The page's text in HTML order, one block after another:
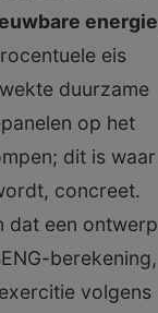
energie
eis
duurzame
op het
dit is waar
concreet.
dat een ontwerp
berekening,
volgens